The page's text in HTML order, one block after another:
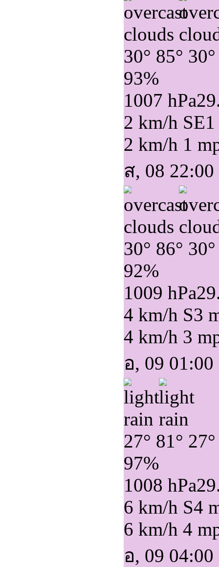
30° 85° 30°
93%
1007 hPa
2 km/h SE
2 km/h 1
ส, 08 22:00
30° 86° 30°
92%
1009 hPa
4 km/h S3
4 km/h 3
อ, 09 01:00
27° 81° 27°
97%
1008 hPa
6 km/h S4
6 km/h 4
อ, 09 04:00